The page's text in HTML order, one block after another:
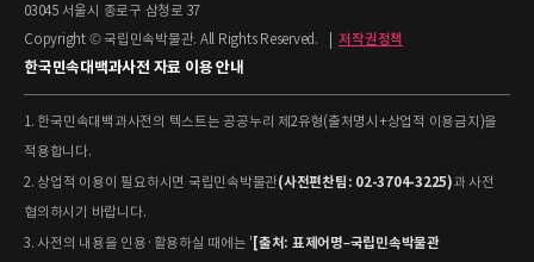
03045 서울시 종로구 삼청로 37
Copyright © 국립민속박물관. All Rights Reserved.
저작권정책
한국민속대백과사전 자료 이용 안내
1. 한국민속대백과사전의 텍스트는 공공누리 제2유형(출처명시+상업적 이용금지)을
적용합니다.
2. 상업적 이용이 필요하시면 국립민속박물관(사전편찬팀: 02-3704-3225)과 사전
협의하시기 바랍니다.
3. 사전의 내용을 인용·활용하실 때에는 ' [출처: 표제어명–국립민속박물관